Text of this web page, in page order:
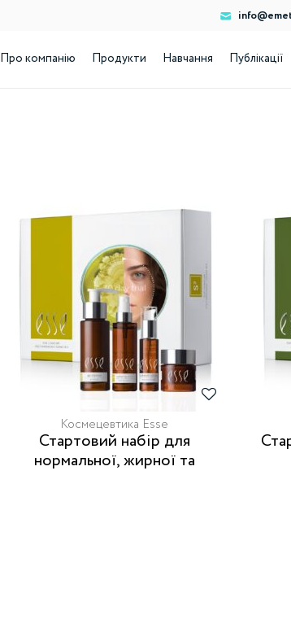
Про компанію Продукти Навчання Публікації
Космецевтика Esse
Стартовий набір для
нормальної, жирної та
Стартовий набір для сухої